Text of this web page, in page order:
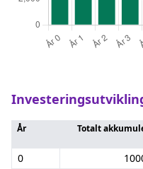
År Totalt
0